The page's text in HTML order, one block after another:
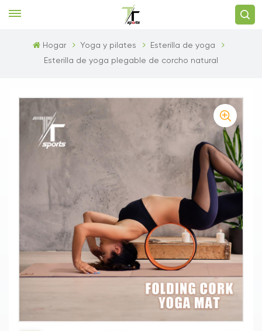
Hogar Yoga y pilates
Esterilla de yoga
Esterilla de yoga plegable de corcho natural